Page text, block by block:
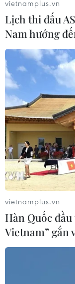
Bình Phước:
dải phân
19/02/2020 12:43
Chiều 19/2, tại
Bình Phước), hai
tiếp vào dải
hai tử vong.
vietnamplus.vn
Lịch thi đấu
Nam hướng
vietnamplus.vn
Hàn Quốc
Vietnam” gắn